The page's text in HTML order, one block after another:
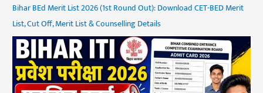
Bihar BEd Merit List 2026 (1st Round Out): Download CET-BED Merit
List, Cut Off, Merit List & Counselling Details